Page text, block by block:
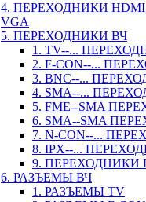
4. ПЕРЕХОДНИКИ HDMI,
VGA
5. ПЕРЕХОДНИКИ ВЧ
1. TV--...
2. F-CON--...
3. BNC--...
4. SMA--...
5. FME--SMA
6. SMA--SMA
7. N-CON--...
8. IPX--...
9. ПЕРЕХОДНИКИ
6. РАЗЪЕМЫ ВЧ
1. РАЗЪЕМЫ TV